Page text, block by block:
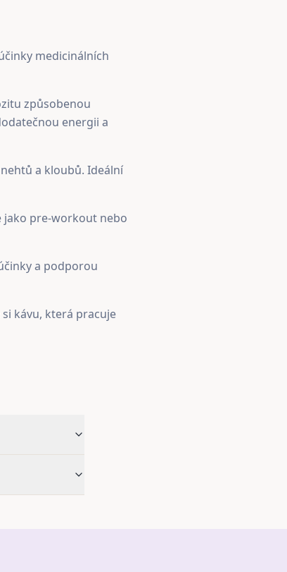
medicinálních
způsobenou
energii a
a kloubů. Ideální
pre-workout nebo
a podporou
kávu, která pracuje